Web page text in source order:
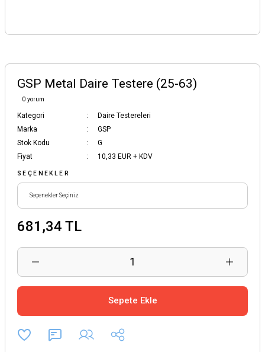
GSP Metal Daire Testere (25-63)
0 yorum
Kategori
Daire Testereleri
Marka
GSP
Stok Kodu
G
Fiyat
10,33 EUR + KDV
SEÇENEKLER
681,34 TL
Sepete Ekle